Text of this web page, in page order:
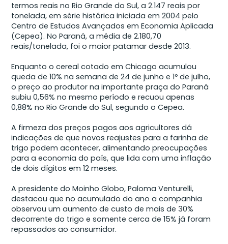
termos reais no Rio Grande do Sul, a 2.147 reais por
tonelada, em série histórica iniciada em 2004 pelo
Centro de Estudos Avançados em Economia Aplicada
(Cepea). No Paraná, a média de 2.180,70
reais/tonelada, foi o maior patamar desde 2013.
Enquanto o cereal cotado em Chicago acumulou
queda de 10% na semana de 24 de junho e 1º de julho,
o preço ao produtor na importante praça do Paraná
subiu 0,56% no mesmo período e recuou apenas
0,88% no Rio Grande do Sul, segundo o Cepea.
A firmeza dos preços pagos aos agricultores dá
indicações de que novos reajustes para a farinha de
trigo podem acontecer, alimentando preocupações
para a economia do país, que lida com uma inflação
de dois dígitos em 12 meses.
A presidente do Moinho Globo, Paloma Venturelli,
destacou que no acumulado do ano a companhia
observou um aumento de custo de mais de 30%
decorrente do trigo e somente cerca de 15% já foram
repassados ao consumidor.